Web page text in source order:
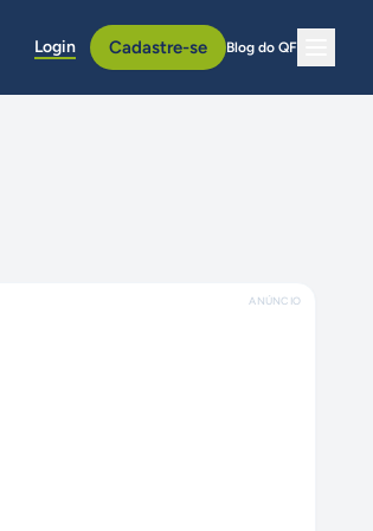
Login Cadastre-se Blog do QF
ANÚNCIO